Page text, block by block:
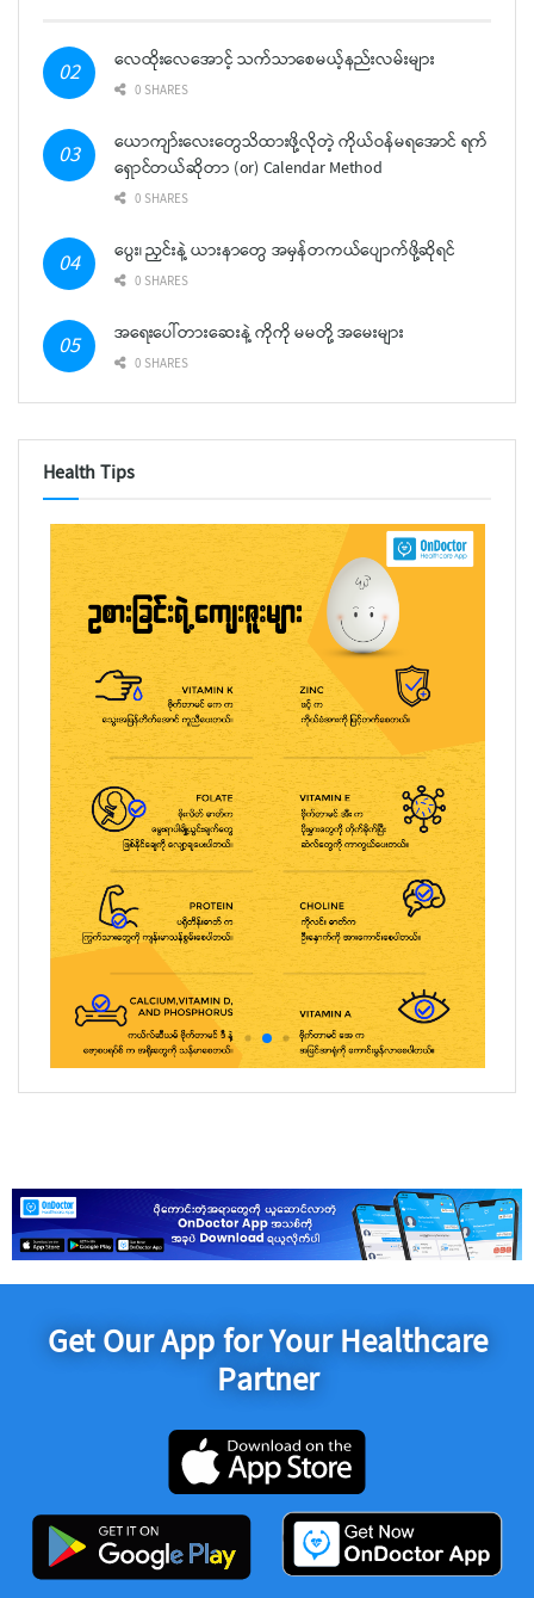
လေထိုးလေအောင့် သက်သာစေမယ့်နည်းလမ်းများ
0 SHARES
ယောကျာ်းလေးတွေသိထားဖို့လိုတဲ့ ကိုယ်ဝန်မရအောင် ရက်
ရှောင်တယ်ဆိုတာ (or) Calendar Method
0 SHARES
ပွေး၊ ညှင်းနဲ့ ယားနာတွေ အမှန်တကယ်ပျောက်ဖို့ဆိုရင်
0 SHARES
အရေးပေါ်တားဆေးနဲ့ ကိုကို မမတို့ အမေးများ
0 SHARES
Health Tips
Get Our App for Your Healthcare
Partner